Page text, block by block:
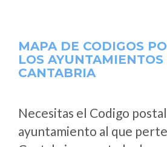
MAPA DE CODIGOS
LOS AYUNTAMIENTOS
CANTABRIA
Necesitas el Codigo
ayuntamiento al que